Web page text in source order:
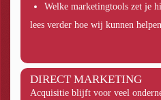
Welke marketingtools zet je
lees verder hoe wij kunnen helpen
DIRECT MARKETING
Acquisitie blijft voor veel